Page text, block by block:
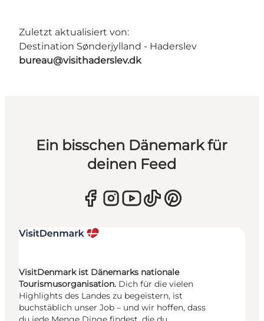
Zuletzt aktualisiert von:
Destination Sønderjylland - Haderslev
bureau@visithaderslev.dk
Ein bisschen Dänemark für
deinen Feed
VisitDenmark ist Dänemarks nationale
Tourismusorganisation. Dich für die vielen
Highlights des Landes zu begeistern, ist
buchstäblich unser Job – und wir hoffen, dass